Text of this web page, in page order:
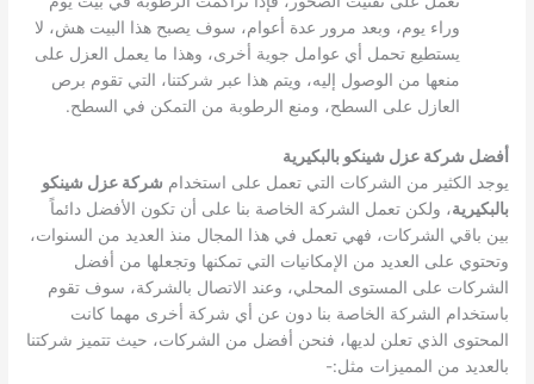
وراء يوم، وبعد مرور عدة أعوام، سوف يصبح هذا البيت هش، لا
يستطيع تحمل أي عوامل جوية أخرى، وهذا ما يعمل العزل على
منعها من الوصول إليه، ويتم هذا عبر شركتنا، التي تقوم برص
العازل على السطح، ومنع الرطوبة من التمكن في السطح.
أفضل شركة عزل شينكو بالبكيرية
يوجد الكثير من الشركات التي تعمل على استخدام شركة عزل شينكو
بالبكيرية، ولكن تعمل الشركة الخاصة بنا على أن تكون الأفضل دائماً
بين باقي الشركات، فهي تعمل في هذا المجال منذ العديد من السنوات،
وتحتوي على العديد من الإمكانيات التي تمكنها وتجعلها من أفضل
الشركات على المستوى المحلي، وعند الاتصال بالشركة، سوف تقوم
باستخدام الشركة الخاصة بنا دون عن أي شركة أخرى مهما كانت
المحتوى الذي تعلن لديها، فنحن أفضل من الشركات، حيث تتميز شركتنا
بالعديد من المميزات مثل:-